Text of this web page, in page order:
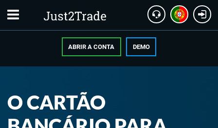
ABRIR A CONTA DEMO
O CARTÃO